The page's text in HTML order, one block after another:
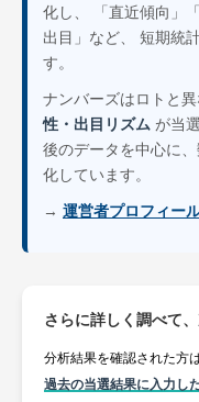
化し、 「直近傾向」
出目」など、 短期統
す。
ナンバーズはロトと異
性・出目リズム が当
後のデータを中心に
化しています。
→ 運営者プロフィー
さらに詳しく調べて
分析結果を確認された方は
過去の当選結果に入力し